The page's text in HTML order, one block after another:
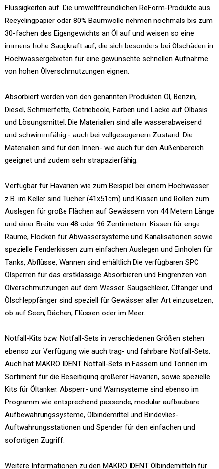
Flüssigkeiten auf. Die umweltfreundlichen ReForm-Produkte aus
Recyclingpapier oder 80% Baumwolle nehmen nochmals bis zum
30-fachen des Eigengewichts an Öl auf und weisen so eine
immens hohe Saugkraft auf, die sich besonders bei Ölschäden in
Hochwassergebieten für eine gewünschte schnellen Aufnahme
von hohen Ölverschmutzungen eignen.
Absorbiert werden von den genannten Produkten Öl, Benzin,
Diesel, Schmierfette, Getriebeöle, Farben und Lacke auf Ölbasis
und Lösungsmittel. Die Materialien sind alle wasserabweisend
und schwimmfähig - auch bei vollgesogenem Zustand. Die
Materialien sind für den Innen- wie auch für den Außenbereich
geeignet und zudem sehr strapazierfähig.
Verfügbar für Havarien wie zum Beispiel bei einem Hochwasser
z.B. im Keller sind Tücher (41x51cm) und Kissen und Rollen zum
Auslegen für große Flächen auf Gewässern von 44 Metern Länge
und einer Breite von 48 oder 96 Zentimetern. Kissen für enge
Räume, Flocken für Abwassersysteme und Kanalisationen sowie
spezielle Fenderkissen zum einfachen Auslegen und Einholen für
Tanks, Abflüsse, Wannen sind erhältlich Die verfügbaren SPC
Ölsperren für das erstklassige Absorbieren und Eingrenzen von
Ölverschmutzungen auf dem Wasser. Saugschleier, Ölfänger und
Ölschleppfänger sind speziell für Gewässer aller Art einzusetzen,
ob auf Seen, Bächen, Flüssen oder im Meer.
Notfall-Kits bzw. Notfall-Sets in verschiedenen Größen stehen
ebenso zur Verfügung wie auch trag- und fahrbare Notfall-Sets.
Auch hat MAKRO IDENT Notfall-Sets in Fässern und Tonnen im
Sortiment für die Beseitigung größerer Havarien, sowie spezielle
Kits für Öltanker. Absperr- und Warnsysteme sind ebenso im
Programm wie entsprechend passende, modular aufbaubare
Aufbewahrungssysteme, Ölbindemittel und Bindevlies-
Auftwahrungsstationen und Spender für den einfachen und
sofortigen Zugriff.
Weitere Informationen zu den MAKRO IDENT Ölbindemitteln für